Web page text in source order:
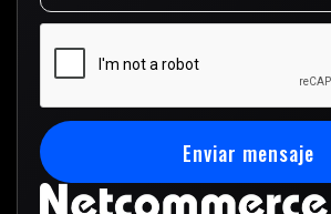
Enviar mensaje
Enviar mensaje